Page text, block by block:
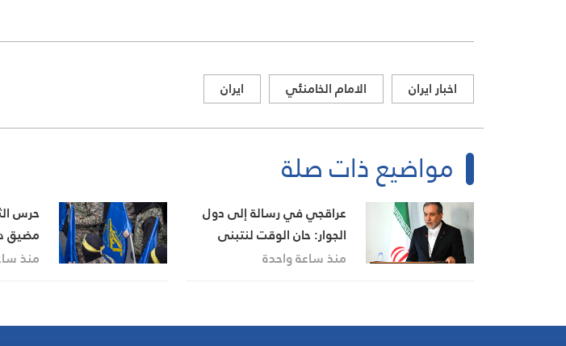
اخبار ايران الامام الخامنئي ايران
مواضيع ذات صلة
عراقجي في رسالة إلى دول
الجوار: حان الوقت لنتبنى
الأخوة الحقيقية
منذ ساعة واحدة
حرس
مضيق
منذ